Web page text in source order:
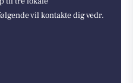
vil kontakte dig vedr.